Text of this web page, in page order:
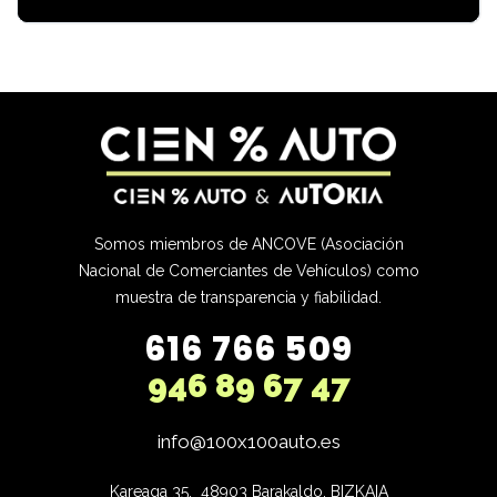
Somos miembros de ANCOVE (Asociación
Nacional de Comerciantes de Vehículos) como
muestra de transparencia y fiabilidad.
616 766 509
946 89 67 47
info@100x100auto.es
Kareaga 35,  48903 Barakaldo, BIZKAIA